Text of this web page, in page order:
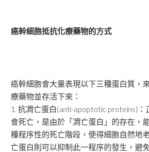
癌幹細胞抵抗化療藥物的方式
癌幹細胞會大量表現以下三種蛋白質，
療藥物並存活下來：
1. 抗凋亡蛋白(anti-apoptotic proteins)：
會死亡，是由於「凋亡蛋白」的存在，
種程序性的死亡階段，使得細胞自然地
亡蛋白則可以抑制此一程序的發生，避